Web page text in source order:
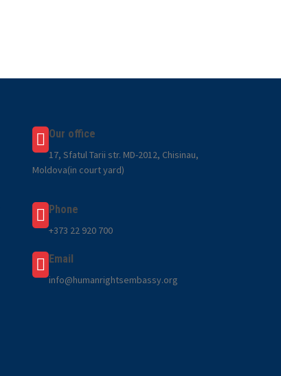
Our office
17, Sfatul Tarii str. MD-2012, Chisinau,
Moldova(in court yard)
Phone
+373 22 920 700
Email
info@humanrightsembassy.org